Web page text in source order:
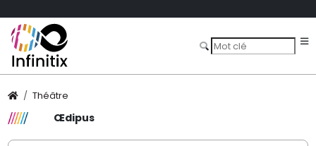
Théâtre
Œdipus